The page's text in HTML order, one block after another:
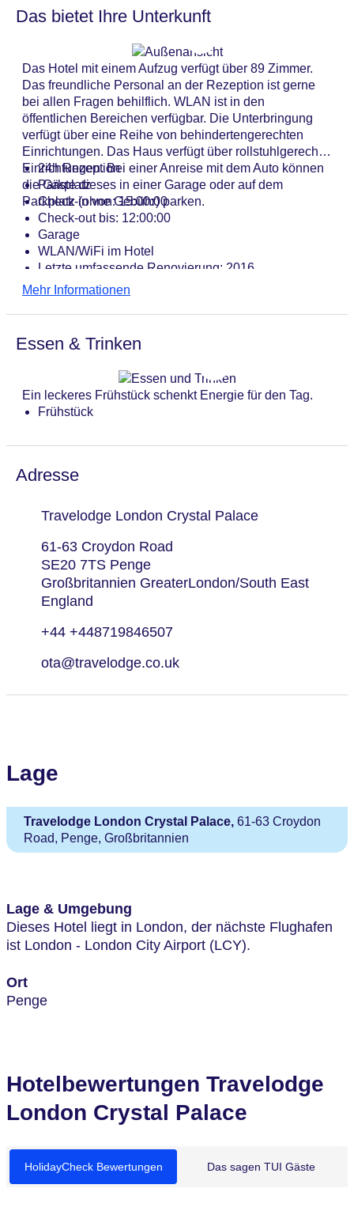
Das bietet Ihre Unterkunft
Das Hotel mit einem Aufzug verfügt über 89 Zimmer.
Das freundliche Personal an der Rezeption ist gerne
bei allen Fragen behilflich. WLAN ist in den
öffentlichen Bereichen verfügbar. Die Unterbringung
verfügt über eine Reihe von behindertengerechten
Einrichtungen. Das Haus verfügt über rollstuhlgerechte
Einrichtungen. Bei einer Anreise mit dem Auto können
die Gäste dieses in einer Garage oder auf dem
Parkplatz (ohne Gebühr) parken.
24h Rezeption
Parkplatz
Check-in von: 15:00:00
Check-out bis: 12:00:00
Garage
WLAN/WiFi im Hotel
Letzte umfassende Renovierung: 2016
Lift
Haustiere
Gesamtanzahl der Stockwerke: 4
Gesamtanzahl der Zimmer: 89
Zahlungsarten: American Express, EC Maestro,
Mastercard, Visa
Landeskategorie: 3 Sterne
Mehr Informationen
Essen & Trinken
Ein leckeres Frühstück schenkt Energie für den Tag.
Frühstück
Adresse
Travelodge London Crystal Palace
61-63 Croydon Road
SE20 7TS Penge
Großbritannien GreaterLondon/South East
England
+44 +448719846507
ota@travelodge.co.uk
Lage
Travelodge London Crystal Palace,61-63 Croydon
Road, Penge, Großbritannien
Lage & Umgebung
Dieses Hotel liegt in London, der nächste Flughafen
ist London - London City Airport (LCY).
Ort
Penge
Hotelbewertungen Travelodge
London Crystal Palace
HolidayCheck Bewertungen Das sagen TUI Gäste